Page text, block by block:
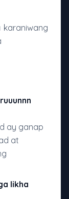
ay ganap
at
likha